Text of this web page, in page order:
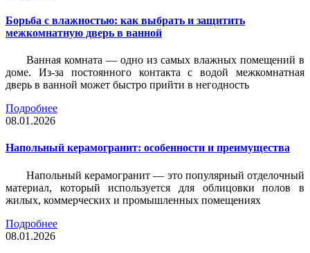
Борьба с влажностью: как выбрать и защитить
межкомнатную дверь в ванной
Ванная комната — одно из самых влажных помещений в
доме. Из-за постоянного контакта с водой межкомнатная
дверь в ванной может быстро прийти в негодность
Подробнее
08.01.2026
Напольный керамогранит: особенности и преимущества
Напольный керамогранит — это популярный отделочный
материал, который используется для облицовки полов в
жилых, коммерческих и промышленных помещениях
Подробнее
08.01.2026